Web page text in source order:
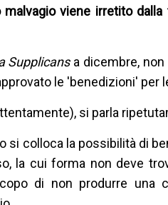
malvagio viene irretito
Supplicans a dicembre,
le 'benedizioni' per
si parla
si colloca la possibilità di
la cui forma non deve
di non produrre una